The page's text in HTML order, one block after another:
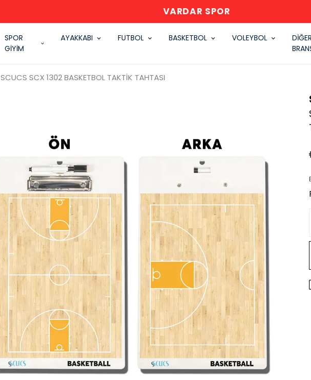
VARDAR SPOR
SPOR
GİYİM
AYAKKABI FUTBOL BASKETBOL VOLEYBOL
DİĞER
SCUCS SCX 1302 BASKETBOL TAKTİK TAHTASI